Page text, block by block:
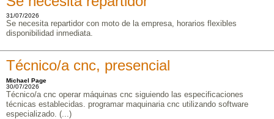
31/07/2026
Se necesita repartidor con moto de la empresa, horarios flexibles
disponibilidad inmediata.
Técnico/a cnc, presencial
Michael Page
30/07/2026
Técnico/a cnc operar máquinas cnc siguiendo las especificaciones
técnicas establecidas. programar maquinaria cnc utilizando software
especializado. (...)